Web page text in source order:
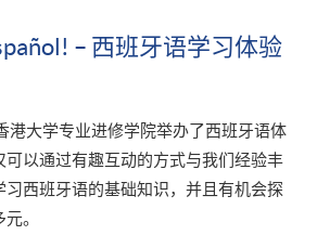
– 西班牙语学习体验
港大学专业进修学院举办了西班牙语体
可以通过有趣互动的方式与我们经验丰
习西班牙语的基础知识，并且有机会探
。